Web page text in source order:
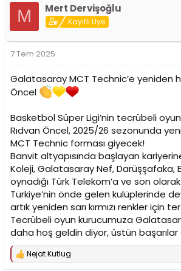
M Mert Dervişoğlu
Kayıtlı Üye
7 Tem 2025
Galatasaray MCT Technic’e yeniden
Öncel
Basketbol Süper Ligi’nin tecrübeli
Rıdvan Öncel, 2025/26 sezonunda
MCT Technic forması giyecek!
Banvit altyapısında başlayan
Koleji, Galatasaray Nef, Darüşşafaka,
oynadığı Türk Telekom’a ve son
Türkiye’nin önde gelen kulüplerinde
artık yeniden sarı kırmızı renkler için
Tecrübeli oyun kurucumuza
daha hoş geldin diyor, üstün başarılar
T
Nejat Kutlug